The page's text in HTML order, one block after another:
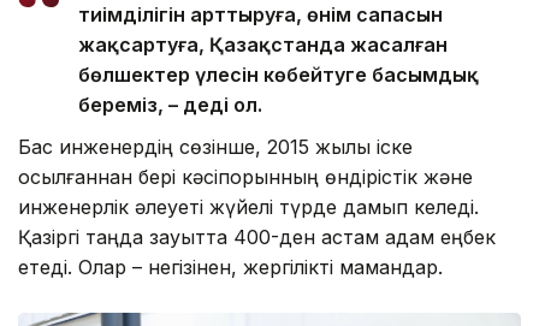
тиімділігін арттыруға, өнім сапасын
жақсартуға, Қазақстанда жасалған
бөлшектер үлесін көбейтуге басымдық
береміз, – деді ол.
Бас инженердің сөзінше, 2015 жылы іске
қосылғаннан бері кәсіпорынның өндірістік және
инженерлік әлеуеті жүйелі түрде дамып келеді.
Қазіргі таңда зауытта 400-ден астам адам еңбек
етеді. Олар – негізінен, жергілікті мамандар.